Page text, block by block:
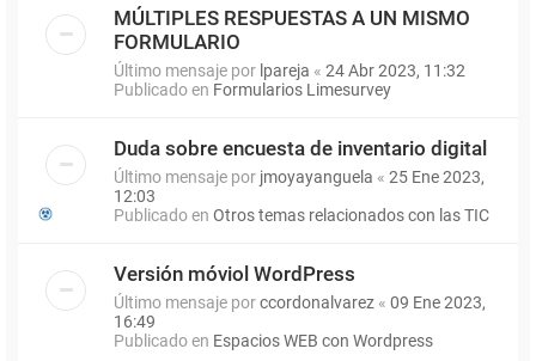
MÚLTIPLES RESPUESTAS A UN MISMO
FORMULARIO
Último mensaje por lpareja « 24 Abr 2023, 11:32
Publicado en Formularios Limesurvey
Duda sobre encuesta de inventario digital
Último mensaje por jmoyayanguela « 25 Ene 2023,
12:03
Publicado en Otros temas relacionados con las TIC
Versión móviol WordPress
Último mensaje porccordonalvarez « 09 Ene 2023,
16:49
Publicado en Espacios WEB con Wordpress